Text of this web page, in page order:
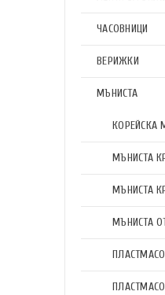
ЧАСОВНИЦИ
ВЕРИЖКИ
МЪНИСТА
КОРЕЙСКА
МЪНИСТА
МЪНИСТА
МЪНИСТА